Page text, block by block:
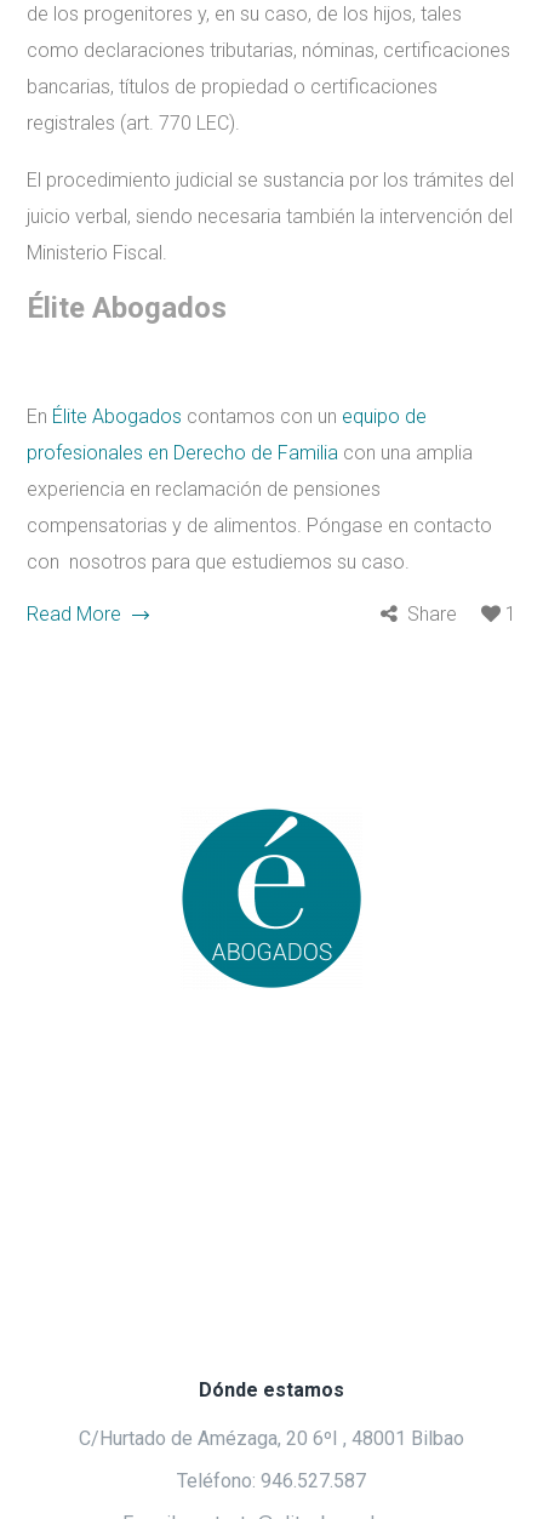
de los progenitores y, en su caso, de los hijos, tales
como declaraciones tributarias, nóminas, certificaciones
bancarias, títulos de propiedad o certificaciones
registrales (art. 770 LEC).
El procedimiento judicial se sustancia por los trámites del
juicio verbal, siendo necesaria también la intervención del
Ministerio Fiscal.
Élite Abogados
En Élite Abogados contamos con un equipo de
profesionales en Derecho de Familia con una amplia
experiencia en reclamación de pensiones
compensatorias y de alimentos. Póngase en contacto
con nosotros para que estudiemos su caso.
Read More Share 1
Dónde estamos
C/Hurtado de Amézaga, 20 6ºI , 48001 Bilbao
Teléfono: 946.527.587